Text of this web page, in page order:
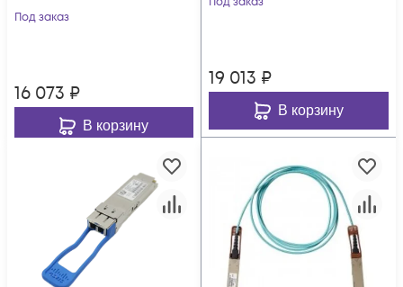
Под заказ
16 073 ₽
В корзину
19 013 ₽
В корзину